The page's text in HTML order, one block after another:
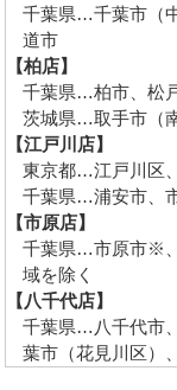
千葉県…千葉市（
道市
【柏店】
千葉県…柏市、松
茨城県…取手市（
【江戸川店】
東京都…江戸川区
千葉県…浦安市、
【市原店】
千葉県…市原市※
域を除く
【八千代店】
千葉県…八千代市
葉市（花見川区）